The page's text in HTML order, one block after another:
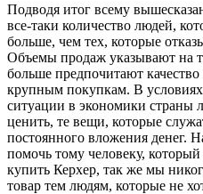
Подводя итог всему
все-таки количество людей,
больше, чем тех, которые
Объемы продаж указывают на
больше предпочитают
крупным покупкам. В
ситуации в экономики страны
ценить, те вещи, которые
постоянного вложения денег.
помочь тому человеку,
купить Керхер, так же мы
товар тем людям, которые не